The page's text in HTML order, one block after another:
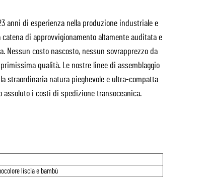
anni di esperienza nella produzione industriale e
di approvvigionamento altamente auditata e
costo nascosto, nessun sovrapprezzo da
qualità. Le nostre linee di assemblaggio
straordinaria natura pieghevole e ultra-compatta
assoluto i costi di spedizione transoceanica.
liscia e bambù